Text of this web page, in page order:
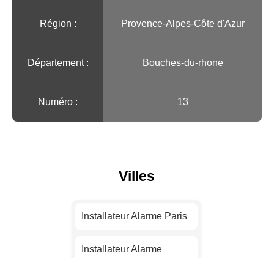
Région :️ Provence-Alpes-Côte d'Azur
Département : Bouches-du-rhone
Numéro : 13
Villes
Installateur Alarme Paris
Installateur Alarme